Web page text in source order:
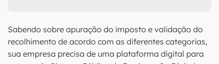
Sabendo sobre apuração do imposto e validação do
recolhimento de acordo com as diferentes categorias,
sua empresa precisa de uma plataforma digital para